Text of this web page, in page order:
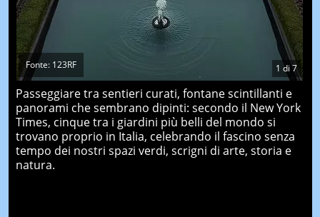
1 di7
Fonte: 123RF
Passeggiare tra sentieri curati, fontane scintillanti e
panorami che sembrano dipinti: secondo il New York
Times, cinque tra i giardini più belli del mondo si
trovano proprio in Italia, celebrando il fascino senza
tempo dei nostri spazi verdi, scrigni di arte, storia e
natura.